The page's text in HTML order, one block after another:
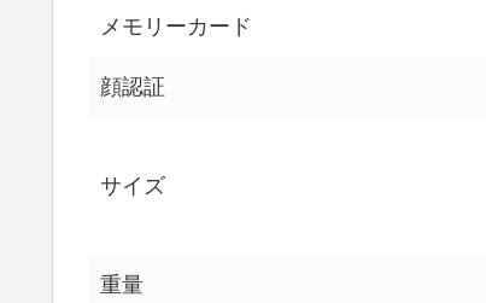
メモリーカード
顔認証
サイズ
重量